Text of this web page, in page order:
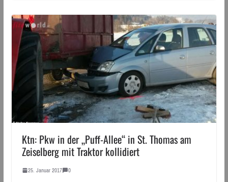
Ktn: Pkw in der „Puff-Allee“ in St. Thomas am
Zeiselberg mit Traktor kollidiert
25. Januar 2017 0